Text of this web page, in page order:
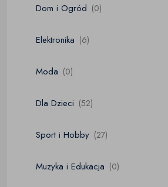
Dom i Ogród (0)
Elektronika (6)
Moda (0)
Dla Dzieci (52)
Sport i Hobby (27)
Muzyka i Edukacja (0)